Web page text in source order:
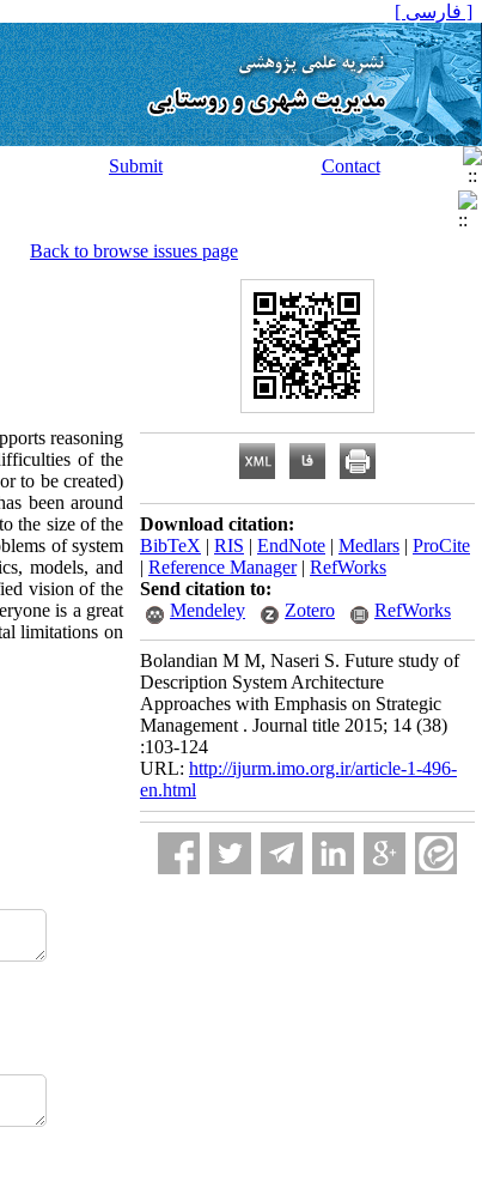
[ فارسی ]
Submit Contact
Back to browse issues page
reasoning
of the
to be created)
been around
the size of the
of system
models, and
vision of the
is a great
limitations on
Download citation:
BibTeX | RIS | EndNote | Medlars | ProCite
| Reference Manager| RefWorks
Send citation to:
Mendeley
Zotero RefWorks
Bolandian M M, Naseri S. Future study of
Description System Architecture
Approaches with Emphasis on Strategic
Management . Journal title 2015; 14 (38)
:103-124
URL: http://ijurm.imo.org.ir/article-1-496-
en.html